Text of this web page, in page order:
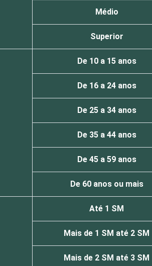
Médio
Superior
De 10 a 15 anos
De 16 a 24 anos
De 25 a 34 anos
De 35 a 44 anos
De 45 a 59 anos
De 60 anos ou mais
Até 1 SM
Mais de 1 SM até 2 SM
Mais de 2 SM até 3 SM